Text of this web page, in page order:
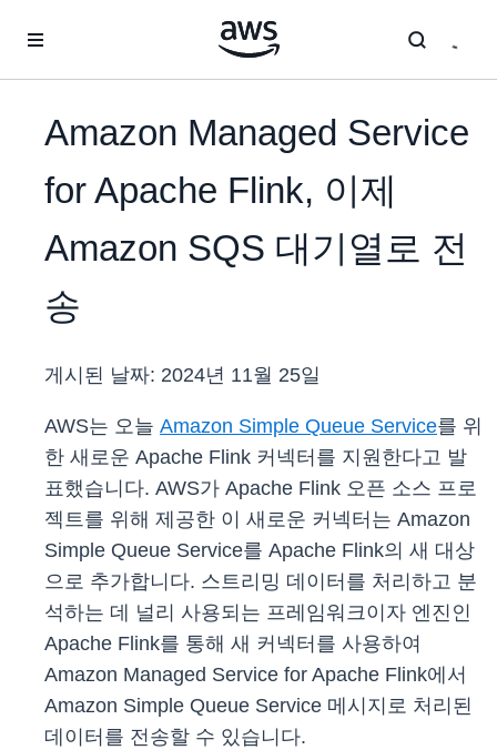
Amazon Managed Service
for Apache Flink, 이제
Amazon SQS 대기열로 전
송
게시된 날짜: 2024년 11월 25일
AWS는 오늘 Amazon Simple Queue Service를 위
한 새로운 Apache Flink 커넥터를 지원한다고 발
표했습니다. AWS가 Apache Flink 오픈 소스 프로
젝트를 위해 제공한 이 새로운 커넥터는 Amazon
Simple Queue Service를 Apache Flink의 새 대상
으로 추가합니다. 스트리밍 데이터를 처리하고 분
석하는 데 널리 사용되는 프레임워크이자 엔진인
Apache Flink를 통해 새 커넥터를 사용하여
Amazon Managed Service for Apache Flink에서
Amazon Simple Queue Service 메시지로 처리된
데이터를 전송할 수 있습니다.